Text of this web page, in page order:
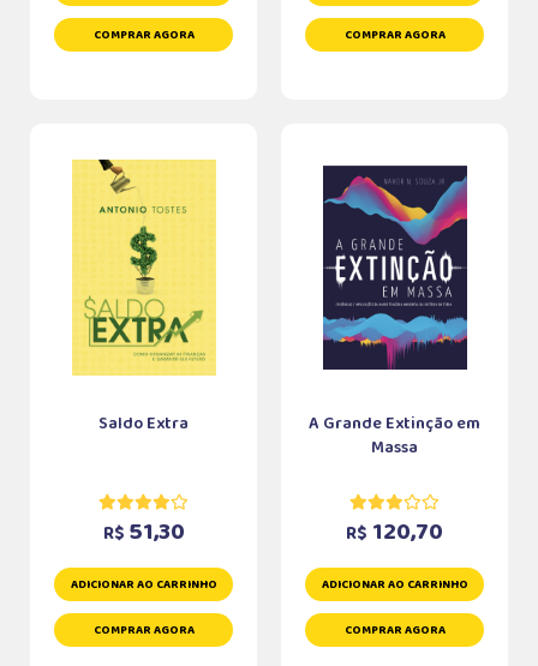
COMPRAR AGORA COMPRAR AGORA
Saldo Extra
R$ 51,30
ADICIONAR AO CARRINHO
COMPRAR AGORA
A Grande Extinção em
Massa
R$ 120,70
ADICIONAR AO CARRINHO
COMPRAR AGORA